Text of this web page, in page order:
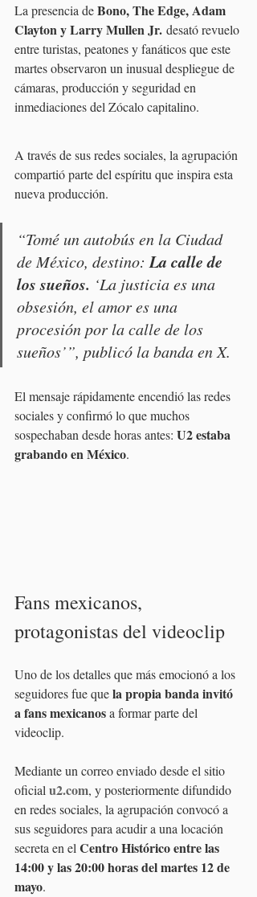
La presencia de Bono, The Edge, Adam
Clayton y Larry Mullen Jr. desató revuelo
entre turistas, peatones y fanáticos que este
martes observaron un inusual despliegue de
cámaras, producción y seguridad en
inmediaciones del Zócalo capitalino.
A través de sus redes sociales, la agrupación
compartió parte del espíritu que inspira esta
nueva producción.
“Tomé un autobús en la Ciudad
de México, destino: La calle de
los sueños. ‘La justicia es una
obsesión, el amor es una
procesión por la calle de los
sueños’”, publicó la banda en X.
El mensaje rápidamente encendió las redes
sociales y confirmó lo que muchos
sospechaban desde horas antes: U2 estaba
grabando en México.
Fans mexicanos,
protagonistas del videoclip
Uno de los detalles que más emocionó a los
seguidores fue que la propia banda invitó
a fans mexicanos a formar parte del
videoclip.
Mediante un correo enviado desde el sitio
oficial u2.com, y posteriormente difundido
en redes sociales, la agrupación convocó a
sus seguidores para acudir a una locación
secreta en el Centro Histórico entre las
14:00 y las 20:00 horas del martes 12 de
mayo.